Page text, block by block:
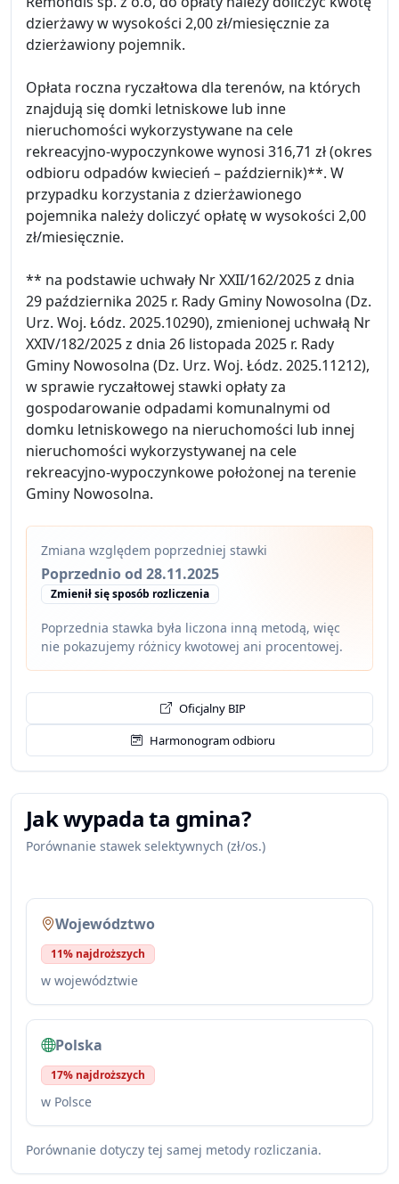
dzierżawy w wysokości 2,00 zł/miesięcznie za
dzierżawiony pojemnik.
Opłata roczna ryczałtowa dla terenów, na których
znajdują się domki letniskowe lub inne
nieruchomości wykorzystywane na cele
rekreacyjno-wypoczynkowe wynosi 316,71 zł (okres
odbioru odpadów kwiecień – październik)**. W
przypadku korzystania z dzierżawionego
pojemnika należy doliczyć opłatę w wysokości 2,00
zł/miesięcznie.
** na podstawie uchwały Nr XXII/162/2025 z dnia
29 października 2025 r. Rady Gminy Nowosolna (Dz.
Urz. Woj. Łódz. 2025.10290), zmienionej uchwałą Nr
XXIV/182/2025 z dnia 26 listopada 2025 r. Rady
Gminy Nowosolna (Dz. Urz. Woj. Łódz. 2025.11212),
w sprawie ryczałtowej stawki opłaty za
gospodarowanie odpadami komunalnymi od
domku letniskowego na nieruchomości lub innej
nieruchomości wykorzystywanej na cele
rekreacyjno-wypoczynkowe położonej na terenie
Gminy Nowosolna.
Zmiana względem poprzedniej stawki
Poprzednio od 28.11.2025
Zmienił się sposób rozliczenia
Poprzednia stawka była liczona inną metodą, więc
nie pokazujemy różnicy kwotowej ani procentowej.
Oficjalny BIP
Harmonogram odbioru
Jak wypada ta gmina?
Porównanie stawek selektywnych (zł/os.)
Województwo
11% najdroższych
w województwie
Polska
17% najdroższych
w Polsce
Porównanie dotyczy tej samej metody rozliczania.